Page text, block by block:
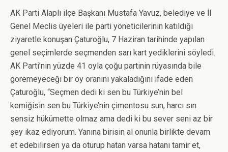
AK Parti Alaplı ilçe Başkanı Mustafa Yavuz, belediye ve İl
Genel Meclis üyeleri ile parti yöneticilerinin katıldığı
ziyaretle konuşan Çaturoğlu, 7 Haziran tarihinde yapılan
genel seçimlerde seçmenden sarı kart yediklerini söyledi.
AK Parti’nin yüzde 41 oyla çoğu partinin rüyasında bile
göremeyeceği bir oy oranını yakaladığını ifade eden
Çaturoğlu, “Seçmen dedi ki sen bu Türkiye’nin bel
kemiğisin sen bu Türkiye’nin çimentosu sun, harcı sın
sensiz hükümette olmaz ama dedi ki bu sever seni az bir
şey ikaz ediyorum. Yanına birisin al onunla birlikte devam
et edebilirsen ya da oturup hatan varsa hatanı tamir et,